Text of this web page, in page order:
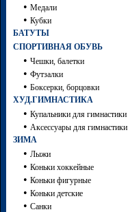
• Медали
• Кубки
БАТУТЫ
СПОРТИВНАЯ ОБУВЬ
• Чешки, балетки
• Футзалки
• Боксерки, борцовки
ХУД.ГИМНАСТИКА
• Купальники для гимнастики
• Аксессуары для гимнастики
ЗИМА
• Лыжи
• Коньки хоккейные
• Коньки фигурные
• Коньки детские
• Санки